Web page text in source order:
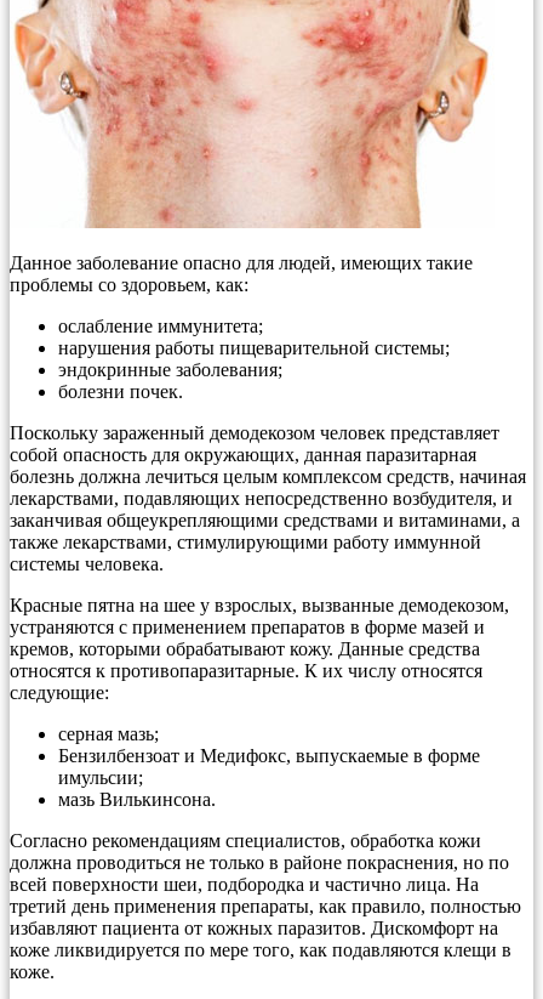
Данное заболевание опасно для людей, имеющих такие
проблемы со здоровьем, как:
ослабление иммунитета;
нарушения работы пищеварительной системы;
эндокринные заболевания;
болезни почек.
Поскольку зараженный демодекозом человек представляет
собой опасность для окружающих, данная паразитарная
болезнь должна лечиться целым комплексом средств, начиная
лекарствами, подавляющих непосредственно возбудителя, и
заканчивая общеукрепляющими средствами и витаминами, а
также лекарствами, стимулирующими работу иммунной
системы человека.
Красные пятна на шее у взрослых, вызванные демодекозом,
устраняются с применением препаратов в форме мазей и
кремов, которыми обрабатывают кожу. Данные средства
относятся к противопаразитарные. К их числу относятся
следующие:
серная мазь;
Бензилбензоат и Медифокс, выпускаемые в форме
имульсии;
мазь Вилькинсона.
Согласно рекомендациям специалистов, обработка кожи
должна проводиться не только в районе покраснения, но по
всей поверхности шеи, подбородка и частично лица. На
третий день применения препараты, как правило, полностью
избавляют пациента от кожных паразитов. Дискомфорт на
коже ликвидируется по мере того, как подавляются клещи в
коже.